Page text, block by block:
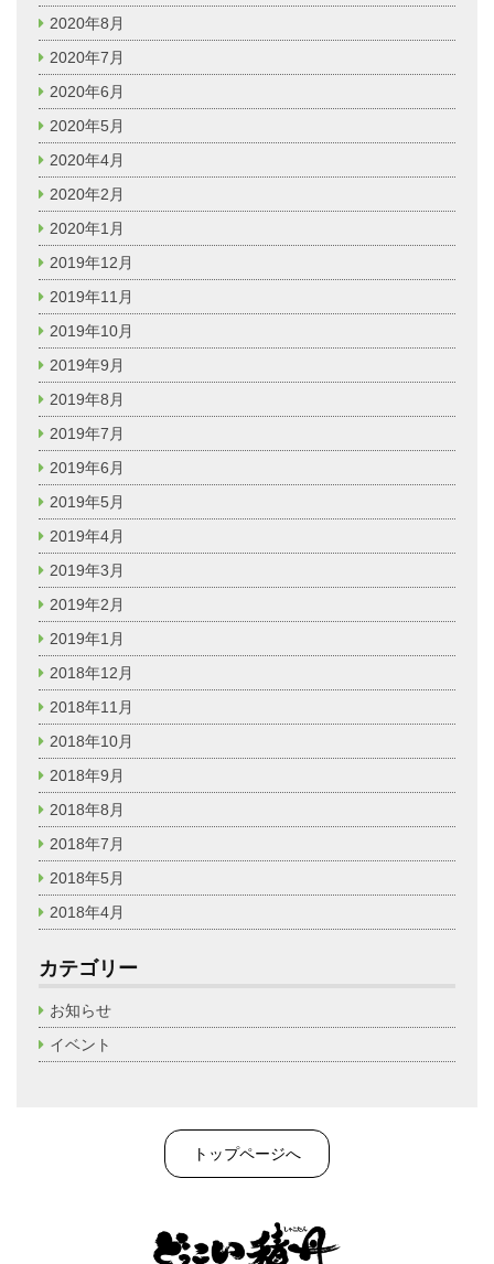
2020年8月
2020年7月
2020年6月
2020年5月
2020年4月
2020年2月
2020年1月
2019年12月
2019年11月
2019年10月
2019年9月
2019年8月
2019年7月
2019年6月
2019年5月
2019年4月
2019年3月
2019年2月
2019年1月
2018年12月
2018年11月
2018年10月
2018年9月
2018年8月
2018年7月
2018年5月
2018年4月
カテゴリー
お知らせ
イベント
トップページへ